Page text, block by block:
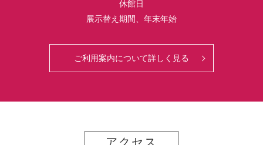
休館日
展示替え期間、年末年始
ご利用案内について詳しく見る
アクセス